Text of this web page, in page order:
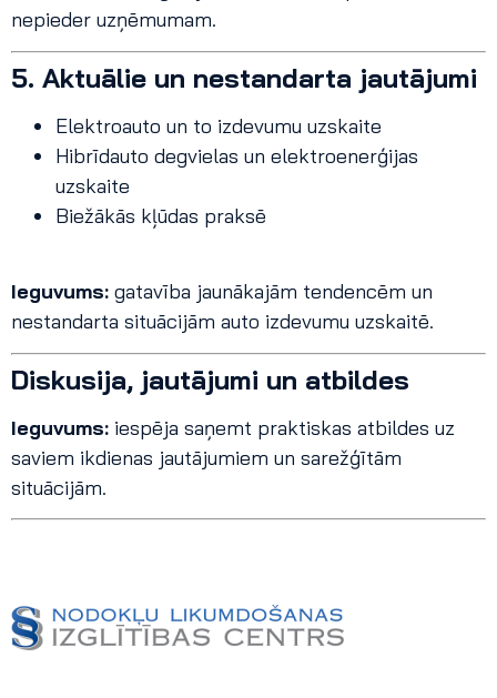
nepieder uzņēmumam.
5. Aktuālie un nestandarta jautājumi
Elektroauto un to izdevumu uzskaite
Hibrīdauto degvielas un elektroenerģijas
uzskaite
Biežākās kļūdas praksē
Ieguvums: gatavība jaunākajām tendencēm un
nestandarta situācijām auto izdevumu uzskaitē.
Diskusija, jautājumi un atbildes
Ieguvums: iespēja saņemt praktiskas atbildes uz
saviem ikdienas jautājumiem un sarežģītām
situācijām.